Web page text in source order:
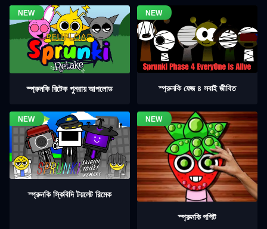
স্প্রুনকি রিটেক পুনরায় আপলোড স্প্রুনকি ফেজ ৪ সবাই জীবিত
স্প্রুনকি স্কিবিদি টয়লেট রিমেক
স্প্রুনকি পপিট